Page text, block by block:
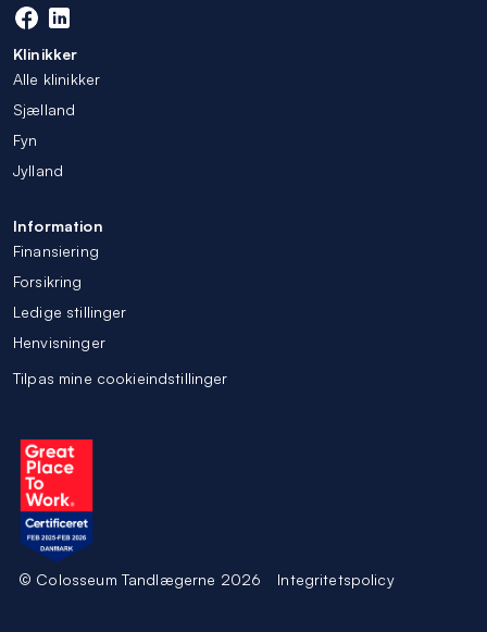
Klinikker
Alle klinikker
Sjælland
Fyn
Jylland
Information
Finansiering
Forsikring
Ledige stillinger
Henvisninger
Tilpas mine cookieindstillinger
© Colosseum Tandlægerne 2026 Integritetspolicy